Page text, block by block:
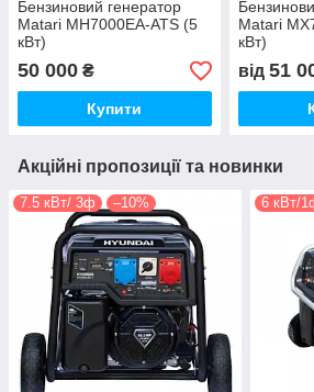
Бензиновий генератор
Matari MH7000EA-ATS (5
кВт)
50 000 ₴
Купити
Matari
кВт)
від 51
Акційні пропозиції та новинки
7.5 кВт/ 3ф –10% 6 кВт/